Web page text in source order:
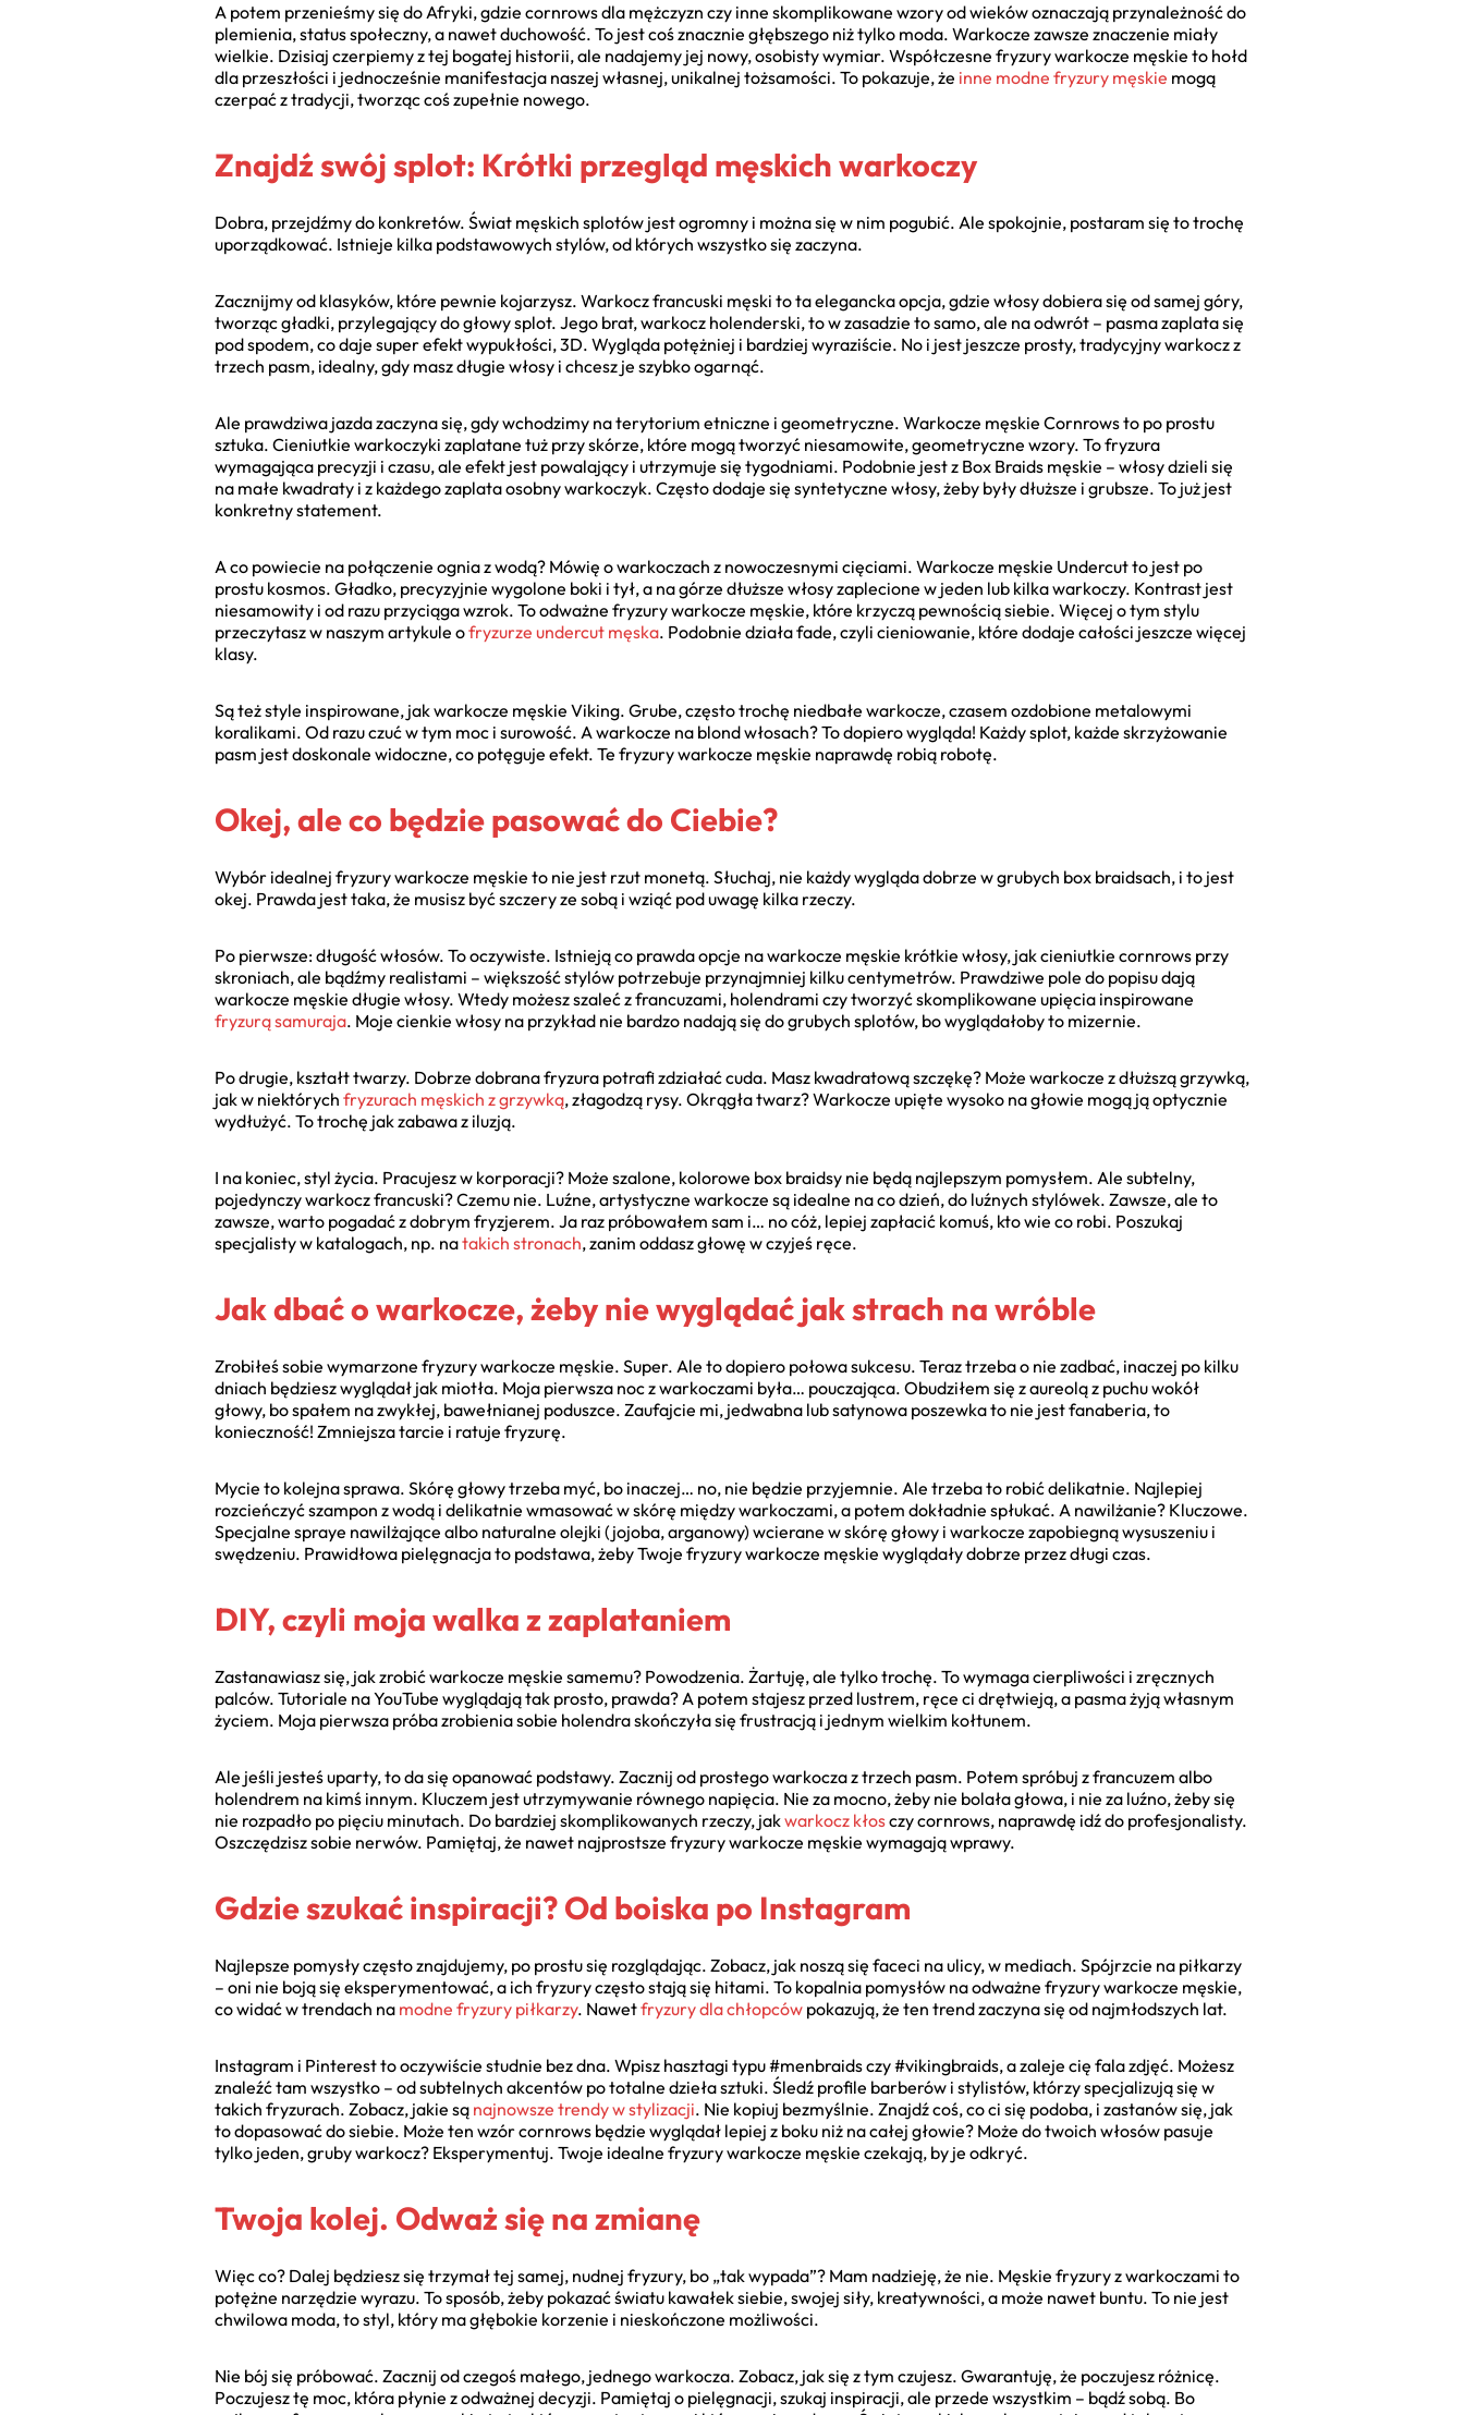
A potem przenieśmy się do Afryki, gdzie cornrows dla mężczyzn czy inne skomplikowane wzory od wieków oznaczają przynależność do
plemienia, status społeczny, a nawet duchowość. To jest coś znacznie głębszego niż tylko moda. Warkocze zawsze znaczenie miały
wielkie. Dzisiaj czerpiemy z tej bogatej historii, ale nadajemy jej nowy, osobisty wymiar. Współczesne fryzury warkocze męskie to hołd
dla przeszłości i jednocześnie manifestacja naszej własnej, unikalnej tożsamości. To pokazuje, że inne modne fryzury męskie mogą
czerpać z tradycji, tworząc coś zupełnie nowego.
Znajdź swój splot: Krótki przegląd męskich warkoczy
Dobra, przejdźmy do konkretów. Świat męskich splotów jest ogromny i można się w nim pogubić. Ale spokojnie, postaram się to trochę
uporządkować. Istnieje kilka podstawowych stylów, od których wszystko się zaczyna.
Zacznijmy od klasyków, które pewnie kojarzysz. Warkocz francuski męski to ta elegancka opcja, gdzie włosy dobiera się od samej góry,
tworząc gładki, przylegający do głowy splot. Jego brat, warkocz holenderski, to w zasadzie to samo, ale na odwrót – pasma zaplata się
pod spodem, co daje super efekt wypukłości, 3D. Wygląda potężniej i bardziej wyraziście. No i jest jeszcze prosty, tradycyjny warkocz z
trzech pasm, idealny, gdy masz długie włosy i chcesz je szybko ogarnąć.
Ale prawdziwa jazda zaczyna się, gdy wchodzimy na terytorium etniczne i geometryczne. Warkocze męskie Cornrows to po prostu
sztuka. Cieniutkie warkoczyki zaplatane tuż przy skórze, które mogą tworzyć niesamowite, geometryczne wzory. To fryzura
wymagająca precyzji i czasu, ale efekt jest powalający i utrzymuje się tygodniami. Podobnie jest z Box Braids męskie – włosy dzieli się
na małe kwadraty i z każdego zaplata osobny warkoczyk. Często dodaje się syntetyczne włosy, żeby były dłuższe i grubsze. To już jest
konkretny statement.
A co powiecie na połączenie ognia z wodą? Mówię o warkoczach z nowoczesnymi cięciami. Warkocze męskie Undercut to jest po
prostu kosmos. Gładko, precyzyjnie wygolone boki i tył, a na górze dłuższe włosy zaplecione w jeden lub kilka warkoczy. Kontrast jest
niesamowity i od razu przyciąga wzrok. To odważne fryzury warkocze męskie, które krzyczą pewnością siebie. Więcej o tym stylu
przeczytasz w naszym artykule ofryzurze undercut męska. Podobnie działa fade, czyli cieniowanie, które dodaje całości jeszcze więcej
klasy.
Są też style inspirowane, jak warkocze męskie Viking. Grube, często trochę niedbałe warkocze, czasem ozdobione metalowymi
koralikami. Od razu czuć w tym moc i surowość. A warkocze na blond włosach? To dopiero wygląda! Każdy splot, każde skrzyżowanie
pasm jest doskonale widoczne, co potęguje efekt. Te fryzury warkocze męskie naprawdę robią robotę.
Okej, ale co będzie pasować do Ciebie?
Wybór idealnej fryzury warkocze męskie to nie jest rzut monetą. Słuchaj, nie każdy wygląda dobrze w grubych box braidsach, i to jest
okej. Prawda jest taka, że musisz być szczery ze sobą i wziąć pod uwagę kilka rzeczy.
Po pierwsze: długość włosów. To oczywiste. Istnieją co prawda opcje na warkocze męskie krótkie włosy, jak cieniutkie cornrows przy
skroniach, ale bądźmy realistami – większość stylów potrzebuje przynajmniej kilku centymetrów. Prawdziwe pole do popisu dają
warkocze męskie długie włosy. Wtedy możesz szaleć z francuzami, holendrami czy tworzyć skomplikowane upięcia inspirowane
fryzurą samuraja. Moje cienkie włosy na przykład nie bardzo nadają się do grubych splotów, bo wyglądałoby to mizernie.
Po drugie, kształt twarzy. Dobrze dobrana fryzura potrafi zdziałać cuda. Masz kwadratową szczękę? Może warkocze z dłuższą grzywką,
jak w niektórych fryzurach męskich z grzywką, złagodzą rysy. Okrągła twarz? Warkocze upięte wysoko na głowie mogą ją optycznie
wydłużyć. To trochę jak zabawa z iluzją.
I na koniec, styl życia. Pracujesz w korporacji? Może szalone, kolorowe box braidsy nie będą najlepszym pomysłem. Ale subtelny,
pojedynczy warkocz francuski? Czemu nie. Luźne, artystyczne warkocze są idealne na co dzień, do luźnych stylówek. Zawsze, ale to
zawsze, warto pogadać z dobrym fryzjerem. Ja raz próbowałem sam i… no cóż, lepiej zapłacić komuś, kto wie co robi. Poszukaj
specjalisty w katalogach, np. natakich stronach, zanim oddasz głowę w czyjeś ręce.
Jak dbać o warkocze, żeby nie wyglądać jak strach na wróble
Zrobiłeś sobie wymarzone fryzury warkocze męskie. Super. Ale to dopiero połowa sukcesu. Teraz trzeba o nie zadbać, inaczej po kilku
dniach będziesz wyglądał jak miotła. Moja pierwsza noc z warkoczami była… pouczająca. Obudziłem się z aureolą z puchu wokół
głowy, bo spałem na zwykłej, bawełnianej poduszce. Zaufajcie mi, jedwabna lub satynowa poszewka to nie jest fanaberia, to
konieczność! Zmniejsza tarcie i ratuje fryzurę.
Mycie to kolejna sprawa. Skórę głowy trzeba myć, bo inaczej… no, nie będzie przyjemnie. Ale trzeba to robić delikatnie. Najlepiej
rozcieńczyć szampon z wodą i delikatnie wmasować w skórę między warkoczami, a potem dokładnie spłukać. A nawilżanie? Kluczowe.
Specjalne spraye nawilżające albo naturalne olejki (jojoba, arganowy) wcierane w skórę głowy i warkocze zapobiegną wysuszeniu i
swędzeniu. Prawidłowa pielęgnacja to podstawa, żeby Twoje fryzury warkocze męskie wyglądały dobrze przez długi czas.
DIY, czyli moja walka z zaplataniem
Zastanawiasz się, jak zrobić warkocze męskie samemu? Powodzenia. Żartuję, ale tylko trochę. To wymaga cierpliwości i zręcznych
palców. Tutoriale na YouTube wyglądają tak prosto, prawda? A potem stajesz przed lustrem, ręce ci drętwieją, a pasma żyją własnym
życiem. Moja pierwsza próba zrobienia sobie holendra skończyła się frustracją i jednym wielkim kołtunem.
Ale jeśli jesteś uparty, to da się opanować podstawy. Zacznij od prostego warkocza z trzech pasm. Potem spróbuj z francuzem albo
holendrem na kimś innym. Kluczem jest utrzymywanie równego napięcia. Nie za mocno, żeby nie bolała głowa, i nie za luźno, żeby się
nie rozpadło po pięciu minutach. Do bardziej skomplikowanych rzeczy, jakwarkocz kłosczy cornrows, naprawdę idź do profesjonalisty.
Oszczędzisz sobie nerwów. Pamiętaj, że nawet najprostsze fryzury warkocze męskie wymagają wprawy.
Gdzie szukać inspiracji? Od boiska po Instagram
Najlepsze pomysły często znajdujemy, po prostu się rozglądając. Zobacz, jak noszą się faceci na ulicy, w mediach. Spójrzcie na piłkarzy
– oni nie boją się eksperymentować, a ich fryzury często stają się hitami. To kopalnia pomysłów na odważne fryzury warkocze męskie,
co widać w trendach na modne fryzury piłkarzy. Nawetfryzury dla chłopców pokazują, że ten trend zaczyna się od najmłodszych lat.
Instagram i Pinterest to oczywiście studnie bez dna. Wpisz hasztagi typu #menbraids czy #vikingbraids, a zaleje cię fala zdjęć. Możesz
znaleźć tam wszystko – od subtelnych akcentów po totalne dzieła sztuki. Śledź profile barberów i stylistów, którzy specjalizują się w
takich fryzurach. Zobacz, jakie są najnowsze trendy w stylizacji. Nie kopiuj bezmyślnie. Znajdź coś, co ci się podoba, i zastanów się, jak
to dopasować do siebie. Może ten wzór cornrows będzie wyglądał lepiej z boku niż na całej głowie? Może do twoich włosów pasuje
tylko jeden, gruby warkocz? Eksperymentuj. Twoje idealne fryzury warkocze męskie czekają, by je odkryć.
Twoja kolej. Odważ się na zmianę
Więc co? Dalej będziesz się trzymał tej samej, nudnej fryzury, bo „tak wypada”? Mam nadzieję, że nie. Męskie fryzury z warkoczami to
potężne narzędzie wyrazu. To sposób, żeby pokazać światu kawałek siebie, swojej siły, kreatywności, a może nawet buntu. To nie jest
chwilowa moda, to styl, który ma głębokie korzenie i nieskończone możliwości.
Nie bój się próbować. Zacznij od czegoś małego, jednego warkocza. Zobacz, jak się z tym czujesz. Gwarantuję, że poczujesz różnicę.
Poczujesz tę moc, która płynie z odważnej decyzji. Pamiętaj o pielęgnacji, szukaj inspiracji, ale przede wszystkim – bądź sobą. Bo